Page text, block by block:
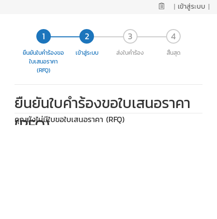
| เข้าสู่ระบบ |
ยืนยันใบคำร้องขอ
ใบเสนอราคา
(RFQ)
เข้าสู่ระบบ ส่งใบคำร้อง สิ้นสุด
ยืนยันใบคำร้องขอใบเสนอราคา
(RFQ)
คุณยังไม่มีใบขอใบเสนอราคา (RFQ)